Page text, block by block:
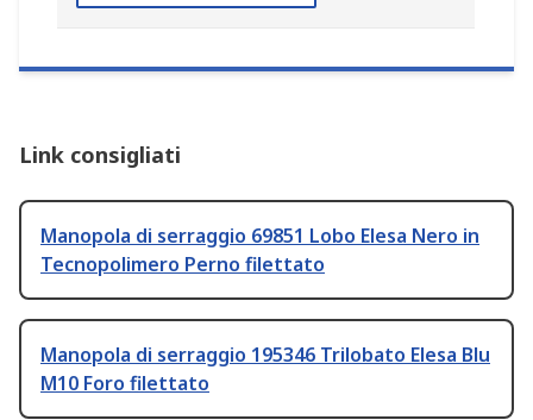
Link consigliati
Manopola di serraggio 69851 Lobo Elesa Nero in
Tecnopolimero Perno filettato
Manopola di serraggio 195346 Trilobato Elesa Blu
M10 Foro filettato